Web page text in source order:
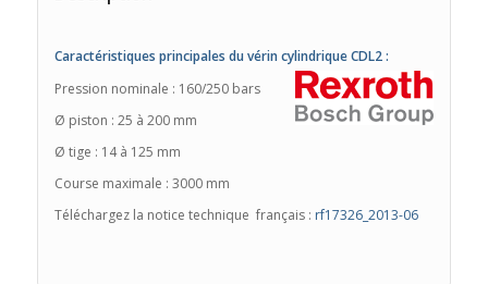
Caractéristiques principales du vérin cylindrique CDL2 :
Pression nominale : 160/250 bars
Ø piston : 25 à 200 mm
Ø tige : 14 à 125 mm
Course maximale : 3000 mm
Téléchargez la notice technique français : rf17326_2013-06